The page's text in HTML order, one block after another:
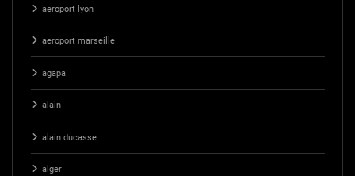
aeroport lyon
aeroport marseille
agapa
alain
alain ducasse
alger